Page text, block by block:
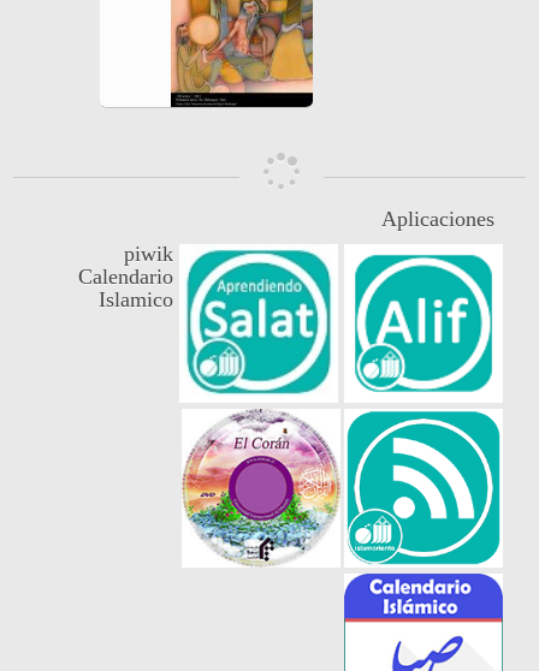
Aplicaciones
piwik
Calendario
Islamico